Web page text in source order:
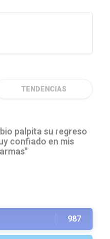
TENDENCIAS
palpita su regreso
confiado en mis
987